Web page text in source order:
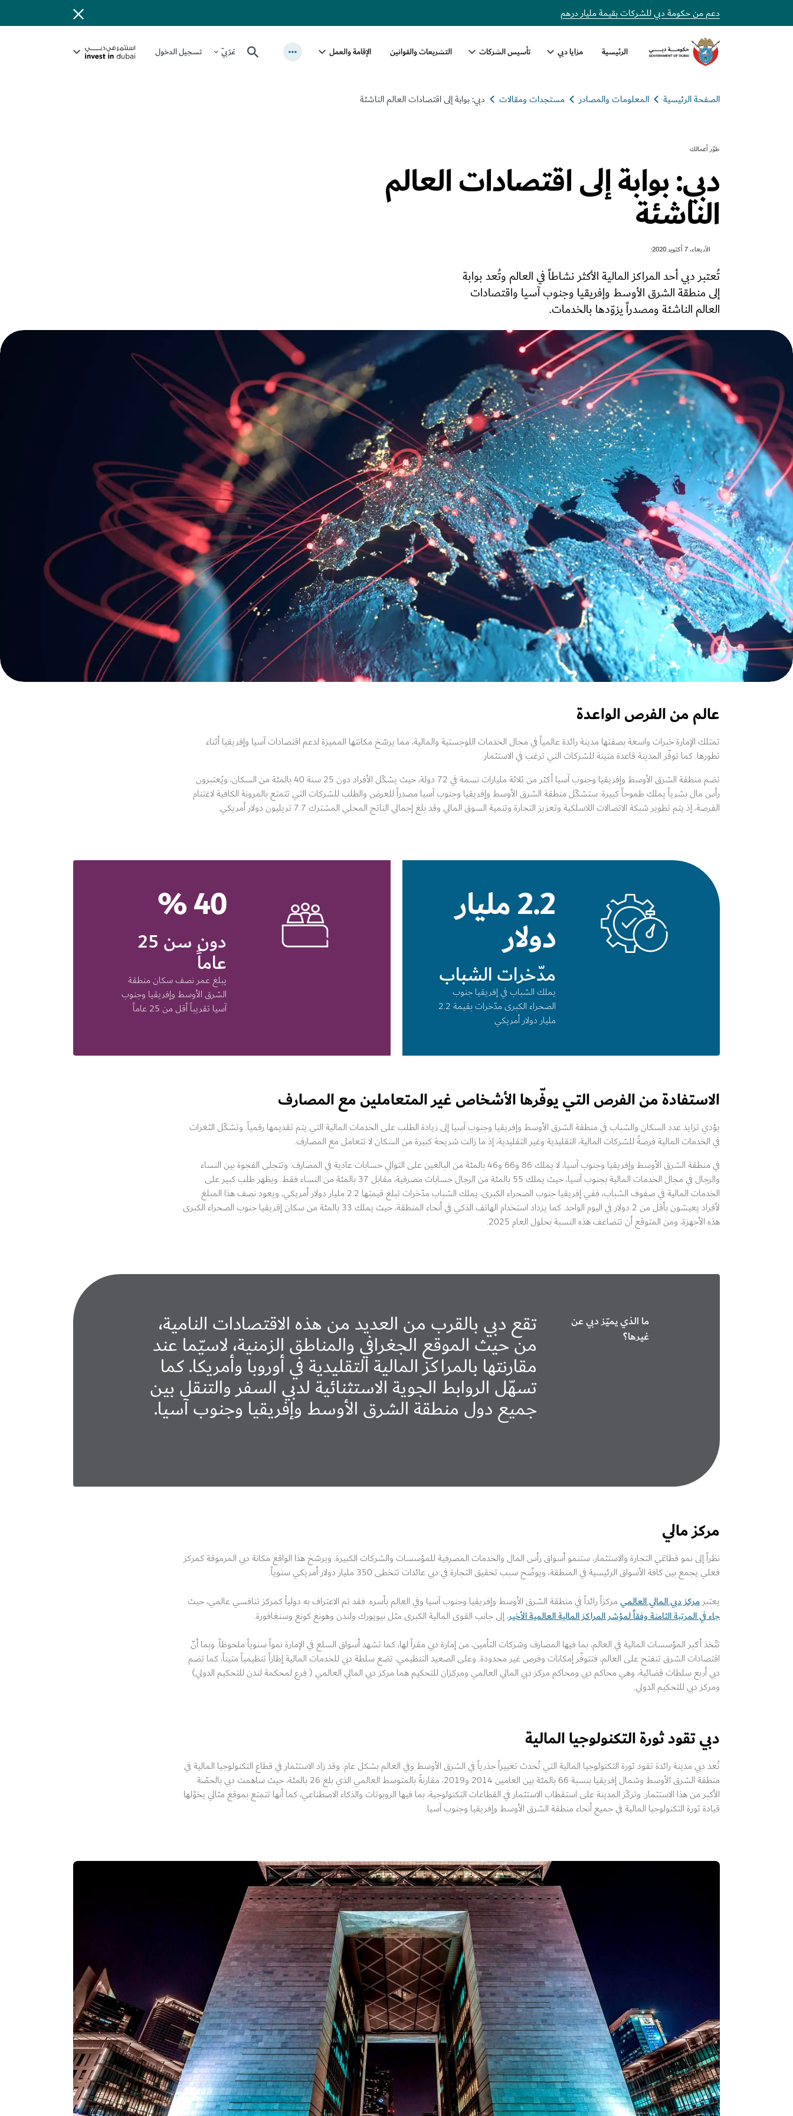
دعم من حكومة دبي للشركات بقيمة مليار درهم
الرئيسية مزايا دبي تأسيس الشركات التشريعات والقوانين الإقامة والعمل عَرَبِيّ تسجيل الدخول
الصفحة الرئيسية المعلومات والمصادر مستجدات ومقالات دبي: بوابة إلى اقتصادات العالم الناشئة
طوّر أعمالك
دبي: بوابة إلى اقتصادات العالم
الناشئة
الأربعاء، 7 أكتوبر 2020
تُعتبر دبي أحد المراكز المالية الأكثر نشاطاً في العالم وتُعد بوابة
إلى منطقة الشرق الأوسط وإفريقيا وجنوب آسيا واقتصادات
العالم الناشئة ومصدراً يزوّدها بالخدمات.
عالم من الفرص الواعدة
تمتلك الإمارة خبرات واسعة بصفتها مدينة رائدة عالمياً في مجال الخدمات اللوجستية والمالية، مما يرسّخ مكانتها المميزة لدعم اقتصادات آسيا وإفريقيا أثناء
تطورها. كما توفّر المدينة قاعدة متينة للشركات التي ترغب في الاستثمار.
تضم منطقة الشرق الأوسط وإفريقيا وجنوب آسيا أكثر من ثلاثة مليارات نسمة في 72 دولة، حيث يشكّل الأفراد دون 25 سنة 40 بالمئة من السكان، ويُعتبرون
رأس مال بشرياً يملك طموحاً كبيرة. ستشكّل منطقة الشرق الأوسط وإفريقيا وجنوب آسيا مصدراً للعرض والطلب للشركات التي تتمتع بالمرونة الكافية لاغتنام
الفرصة، إذ يتم تطوير شبكة الاتصالات اللاسلكية وتعزيز التجارة وتنمية السوق المالي وقد بلغ إجمالي الناتج المحلي المشترك 7.7 تريليون دولار أمريكي.
2.2 مليار
دولار
مدّخرات الشباب
يملك الشباب في إفريقيا جنوب
الصحراء الكبرى مدّخرات بقيمة 2.2
مليار دولار أمريكي
40 %
دون سن 25
عاماً
يبلغ عمر نصف سكان منطقة
الشرق الأوسط وإفريقيا وجنوب
آسيا تقريباً أقل من 25 عاماً
الاستفادة من الفرص التي يوفّرها الأشخاص غير المتعاملين مع المصارف
يؤدي تزايد عدد السكان والشباب في منطقة الشرق الأوسط وإفريقيا وجنوب آسيا إلى زيادة الطلب على الخدمات المالية التي يتم تقديمها رقمياً. وتشكّل الثغرات
في الخدمات المالية فرصةً للشركات المالية، التقليدية وغير التقليدية، إذ ما زالت شريحة كبيرة من السكان لا تتعامل مع المصارف.
في منطقة الشرق الأوسط وإفريقيا وجنوب آسيا، لا يملك 86 و66 و46 بالمئة من البالغين على التوالي حسابات عادية في المصارف. وتتجلى الفجوة بين النساء
والرجال في مجال الخدمات المالية بجنوب آسيا، حيث يملك 55 بالمئة من الرجال حسابات مصرفية، مقابل 37 بالمئة من النساء فقط. ويظهر طلب كبير على
الخدمات المالية في صفوف الشباب، ففي إفريقيا جنوب الصحراء الكبرى، يملك الشباب مدّخرات تبلغ قيمتها 2.2 مليار دولار أمريكي، ويعود نصف هذا المبلغ
لأفراد يعيشون بأقل من 2 دولار في اليوم الواحد. كما يزداد استخدام الهاتف الذكي في أنحاء المنطقة، حيث يملك 33 بالمئة من سكان إفريقيا جنوب الصحراء الكبرى
هذه الأجهزة، ومن المتوقع أن تتضاعف هذه النسبة بحلول العام 2025.
ما الذي يميّز دبي عن
غيرها؟
تقع دبي بالقرب من العديد من هذه الاقتصادات النامية،
من حيث الموقع الجغرافي والمناطق الزمنية، لاسيّما عند
مقارنتها بالمراكز المالية التقليدية في أوروبا وأمريكا. كما
تسهّل الروابط الجوية الاستثنائية لدبي السفر والتنقل بين
جميع دول منطقة الشرق الأوسط وإفريقيا وجنوب آسيا.
مركز مالي
نظراً إلى نمو قطاعَي التجارة والاستثمار، ستنمو أسواق رأس المال والخدمات المصرفية للمؤسسات والشركات الكبيرة. ويرسّخ هذا الواقع مكانة دبي المرموقة كمركز
فعلي يجمع بين كافة الأسواق الرئيسية في المنطقة، ويوضّح سبب تحقيق التجارة في دبي عائدات تتخطى 350 مليار دولار أمريكي سنوياً.
يعتبرمركز دبي المالي العالمي مركزاً رائداً في منطقة الشرق الأوسط وإفريقيا وجنوب آسيا وفي العالم بأسره. فقد تم الاعتراف به دولياً كمركز تنافسي عالمي، حيث
جاء في المرتبة الثامنة وفقاً لمؤشر المراكز المالية العالمية الأخير، إلى جانب القوى المالية الكبرى مثل نيويورك ولندن وهونغ كونغ وسنغافورة.
تتّخذ أكبر المؤسسات المالية في العالم، بما فيها المصارف وشركات التأمين، من إمارة دبي مقراً لها، كما تشهد أسواق السلع في الإمارة نمواً سنوياً ملحوظاً. وبما أنّ
اقتصادات الشرق تنفتح على العالم، فتتوفّر إمكانات وفرص غير محدودة. وعلى الصعيد التنظيمي، تضع سلطة دبي للخدمات المالية إطاراً تنظيمياً متيناً، كما تضم
دبي أربع سلطات قضائية، وهي محاكم دبي ومحاكم مركز دبي المالي العالمي ومركزان للتحكيم هما مركز دبي المالي العالمي ( فرع لمحكمة لندن للتحكيم الدولي)
ومركز دبي للتحكيم الدولي.
دبي تقود ثورة التكنولوجيا المالية
تُعد دبي مدينة رائدة تقود ثورة التكنولوجيا المالية التي تُحدث تغييراً جذرياً في الشرق الأوسط وفي العالم بشكل عام. وقد زاد الاستثمار في قطاع التكنولوجيا المالية في
منطقة الشرق الأوسط وشمال إفريقيا بنسبة 66 بالمئة بين العامين 2014 و2019، مقارنةً بالمتوسط العالمي الذي بلغ 26 بالمئة، حيث ساهمت دبي بالحصّة
الأكبر من هذا الاستثمار. وتركّز المدينة على استقطاب الاستثمار في القطاعات التكنولوجية، بما فيها الروبوتات والذكاء الاصطناعي، كما أنها تتمتع بموقع مثالي يخوّلها
قيادة ثورة التكنولوجيا المالية في جميع أنحاء منطقة الشرق الأوسط وإفريقيا وجنوب آسيا.